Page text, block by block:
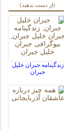
(از دست ندهید)
زندگینامه جبران خلیل
جبران